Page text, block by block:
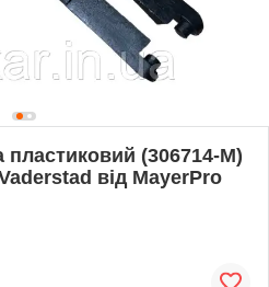
(306714-M)
від MayerPro